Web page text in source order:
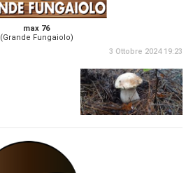
max 76
(Grande Fungaiolo)
3 Ottobre 2024 19:23